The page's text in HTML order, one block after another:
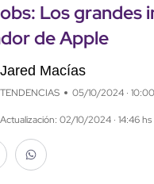
Los grandes
de Apple
Jared Macías
TENDENCIAS 05/10/2024 ·
Actualización: 02/10/2024 · 14:46 hs